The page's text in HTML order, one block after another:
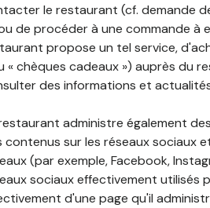
le restaurant (cf. demande
de procéder à une commande à
propose un tel service,
« chèques cadeaux ») auprès du
des informations et
administre également
contenus sur les réseaux sociaux
(par exemple, Facebook,
sociaux effectivement utilisés
d'une page qu'il